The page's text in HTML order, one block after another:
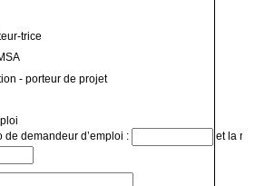
trice
Candidat à l’installation - porteur de projet
demandeur d’emploi :
et la